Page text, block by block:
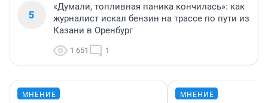
5
«Думали, топливная паника кончилась»: как
журналист искал бензин на трассе по пути из
Казани в Оренбург
1 651 1
МНЕНИЕ МНЕНИЕ